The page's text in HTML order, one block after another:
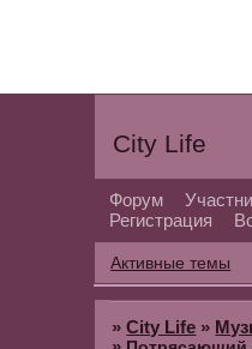
City Life
Форум
Регистрация
Активные темы
»City Life »